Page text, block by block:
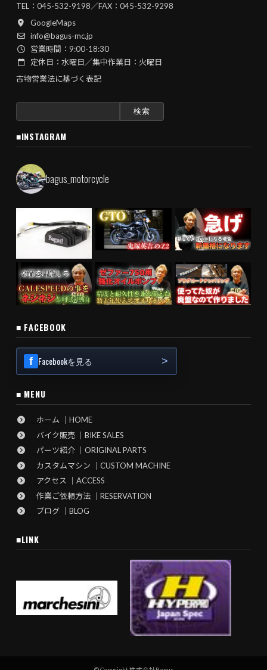
TEL： 045-532-9198／FAX：045-532-9298
GoogleMaps
info@bagus-mc.jp
営業時間：9:00-18:30
定休日：水曜日／集中作業日：火曜日
古物営業法に基づく表記
検
■INSTAGRAM
bagus_motorcycle
■ FACEBOOK
Facebookを見る
■ MENU
ホーム ｜HOME
バイク販売 ｜BIKE SALES
パーツ紹介 ｜ORIGINAL PARTS
カスタムマシン ｜CUSTOM MACHINE
アクセス ｜ACCESS
作業ご依頼方法 ｜RESERVATION
ブログ ｜BLOG
■LINK